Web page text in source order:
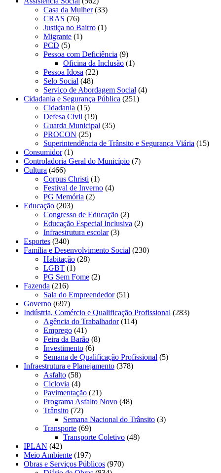
Casa da Mulher(33)
CRAS (76)
Justiça no Bairro (1)
Migrante (1)
PCD (5)
Pessoa com Deficiência (9)
Oficina da Inclusão (1)
Pessoa Idosa (22)
Selo Social (48)
Serviço de Abordagem Social (4)
Cidadania e Segurança Pública (251)
Cidadania (15)
Defesa Civil (19)
Guarda Municipal (35)
PROCON (25)
Superintendência de Trânsito e Segurança Viária (15)
Consumidor(1)
Controladoria Geral do Município (7)
Cultura (466)
Corpus Christi (1)
Festival de Inverno (4)
PG Memória (2)
Educação (203)
Congresso de Educação (2)
Educação Especial Inclusiva (2)
Infraestrutura escolar(3)
Esportes (340)
Família e Desenvolvimento Social (230)
Habitação (28)
LGBT (1)
PG Sem Fome (2)
Fazenda (216)
Sala do Empreendedor(51)
Governo (697)
Indústria, Comércio e Qualificação Profissional (283)
Agência do Trabalhador(114)
Emprego (41)
Feira da Barão (8)
Investimento (6)
Semana de Qualificação Profissional (5)
Infraestrutura e Planejamento (378)
Asfalto (58)
Ciclovia (4)
Pavimentação (21)
Programa Asfalto Novo (48)
Trânsito (72)
Semana Nacional do Trânsito (3)
Transporte (69)
Transporte Coletivo (48)
IPLAN (42)
Meio Ambiente (197)
Obras e Serviços Públicos (970)